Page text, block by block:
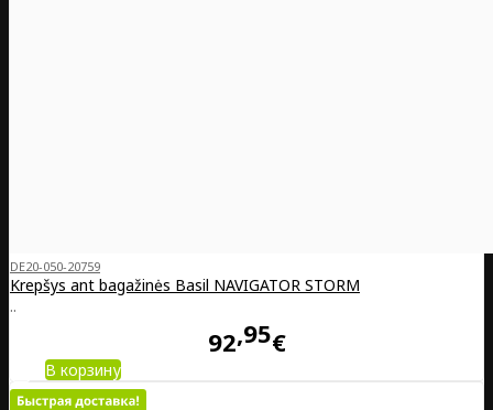
DE20-050-20759
Krepšys ant bagažinės Basil NAVIGATOR STORM
..
92 95€
В корзину